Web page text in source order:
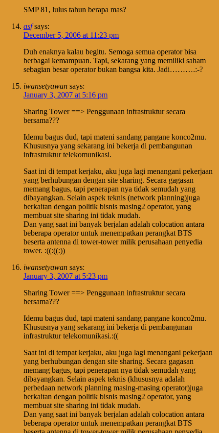
SMP 81, lulus tahun berapa mas?
asf says:
December 5, 2006 at 11:23 pm
Duh enaknya kalau begitu. Semoga semua operator bisa
berbagai kemampuan. Tapi, sekarang yang memiliki saham
sebagian besar operator bukan bangsa kita. Jadi……….:-?
iwansetyawan says:
January 3, 2007 at 5:16 pm
Sharing Tower ==> Penggunaan infrastruktur secara
bersama???
Idemu bagus dud, tapi mateni sandang pangane konco2mu.
Khususnya yang sekarang ini bekerja di pembangunan
infrastruktur telekomunikasi.
Saat ini di tempat kerjaku, aku juga lagi menangani pekerjaan
yang berhubungan dengan site sharing. Secara gagasan
memang bagus, tapi penerapan nya tidak semudah yang
dibayangkan. Selain aspek teknis (network planning)juga
berkaitan dengan politik bisnis masing2 operator, yang
membuat site sharing ini tidak mudah.
Dan yang saat ini banyak berjalan adalah colocation antara
beberapa operator untuk menempatkan perangkat BTS
beserta antenna di tower-tower milik perusahaan penyedia
tower. :((:((:))
iwansetyawan says:
January 3, 2007 at 5:23 pm
Sharing Tower ==> Penggunaan infrastruktur secara
bersama???
Idemu bagus dud, tapi mateni sandang pangane konco2mu.
Khususnya yang sekarang ini bekerja di pembangunan
infrastruktur telekomunikasi.:((
Saat ini di tempat kerjaku, aku juga lagi menangani pekerjaan
yang berhubungan dengan site sharing. Secara gagasan
memang bagus, tapi penerapan nya tidak semudah yang
dibayangkan. Selain aspek teknis (khususnya adalah
perbedaan network planning masing-masing operator)juga
berkaitan dengan politik bisnis masing2 operator, yang
membuat site sharing ini tidak mudah.
Dan yang saat ini banyak berjalan adalah colocation antara
beberapa operator untuk menempatkan perangkat BTS